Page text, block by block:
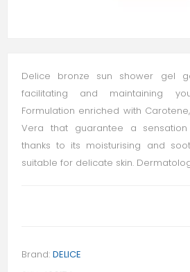
Delice bronze sun shower gel
facilitating and maintaining
Formulation enriched with
Vera that guarantee a
thanks to its moisturising and
suitable for delicate skin.
Brand: DELICE